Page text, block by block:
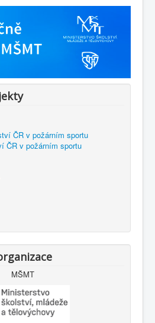
ČR v požárním sportu
ČR v požárním sportu
MŠMT